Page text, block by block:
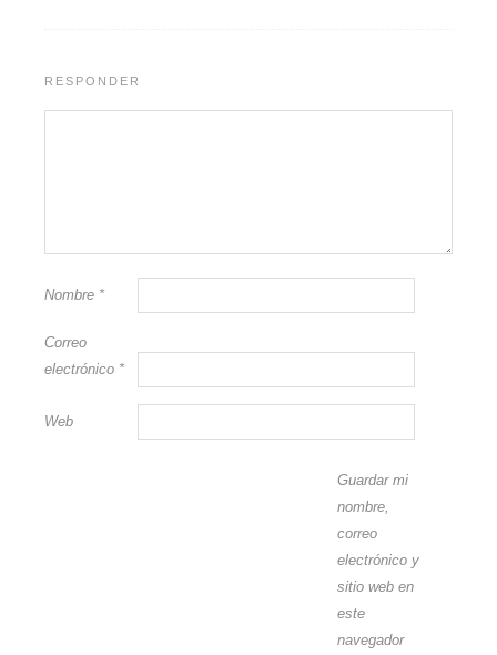
RESPONDER
Nombre *
Correo
electrónico *
Web
Guardar mi
nombre,
correo
electrónico y
sitio web en
este
navegador